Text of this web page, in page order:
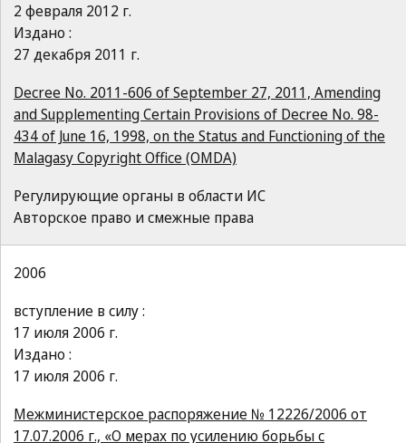
2 февраля 2012 г.
Издано :
27 декабря 2011 г.
Decree No. 2011-606 of September 27, 2011, Amending
and Supplementing Certain Provisions of Decree No. 98-
434 of June 16, 1998, on the Status and Functioning of the
Malagasy Copyright Office (OMDA)
Регулирующие органы в области ИС
Авторское право и смежные права
2006
вступление в силу :
17 июля 2006 г.
Издано :
17 июля 2006 г.
Межминистерское распоряжение № 12226/2006 от
17.07.2006 г., «О мерах по усилению борьбы с